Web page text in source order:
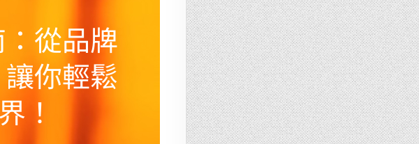
到
抽
煙
技
巧，
讓
你
輕
入
門
雪